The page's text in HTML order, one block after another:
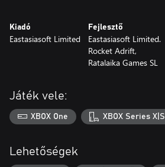
spend Stella’s precious days?
Kiadó
Eastasiasoft Limited
Fejlesztő
Eastasiasoft Limited.
Rocket Adrift,
Ratalaika Games SL
Játék vele:
XBOX One XBOX Series X|S
Lehetőségek